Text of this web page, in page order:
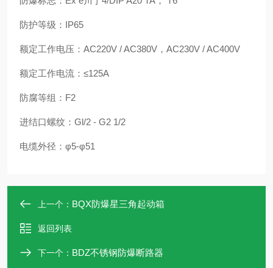
防护等级：IP65
额定工作电压：AC220V / AC380V，AC230V / AC400V
额定工作电流：≤125A
防腐等组：F2
进结口螺纹：Gl/2 - G2 1/2
电缆外径：φ5-φ51
上一个： BQX防爆星三角起动箱
返回列表
下一个： BDZ不锈钢防爆断路器